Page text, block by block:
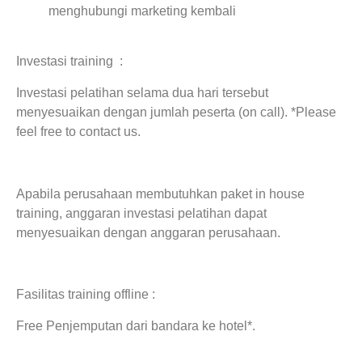
menghubungi marketing kembali
Investasi training :
Investasi pelatihan selama dua hari tersebut
menyesuaikan dengan jumlah peserta (on call). *Please
feel free to contact us.
Apabila perusahaan membutuhkan paket in house
training, anggaran investasi pelatihan dapat
menyesuaikan dengan anggaran perusahaan.
Fasilitas training offline :
Free Penjemputan dari bandara ke hotel*.